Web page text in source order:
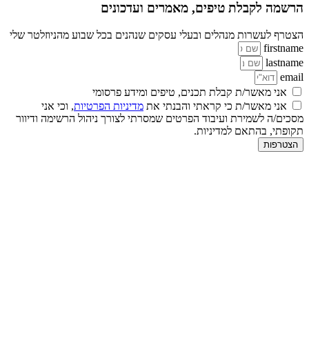
הרשמה לקבלת טיפים, מאמרים ועדכונים
הצטרף לעשרות מנהלים ובעלי עסקים שנהנים בכל שבוע מהניוזלטר שלי
firstname
lastname
email
אני מאשר/ת קבלת תכנים, טיפים ומידע פרסומי
אני מאשר/ת כי קראתי והבנתי את מדיניות הפרטיות, וכי אני
מסכים/ה לשמירת ועיבוד הפרטים שמסרתי לצורך ניהול הרשימה ודיוור
תקופתי, בהתאם למדיניות.
הצטרפות